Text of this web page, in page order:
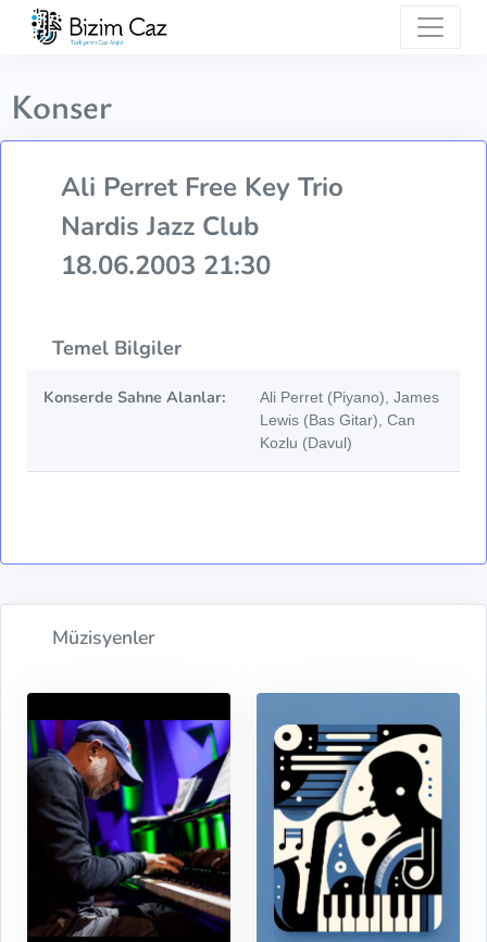
Konser
Ali Perret Free Key Trio
Nardis Jazz Club
18.06.2003 21:30
Temel Bilgiler
Konserde Sahne Alanlar:
Ali Perret (Piyano), James
Lewis (Bas Gitar), Can
Kozlu (Davul)
Müzisyenler